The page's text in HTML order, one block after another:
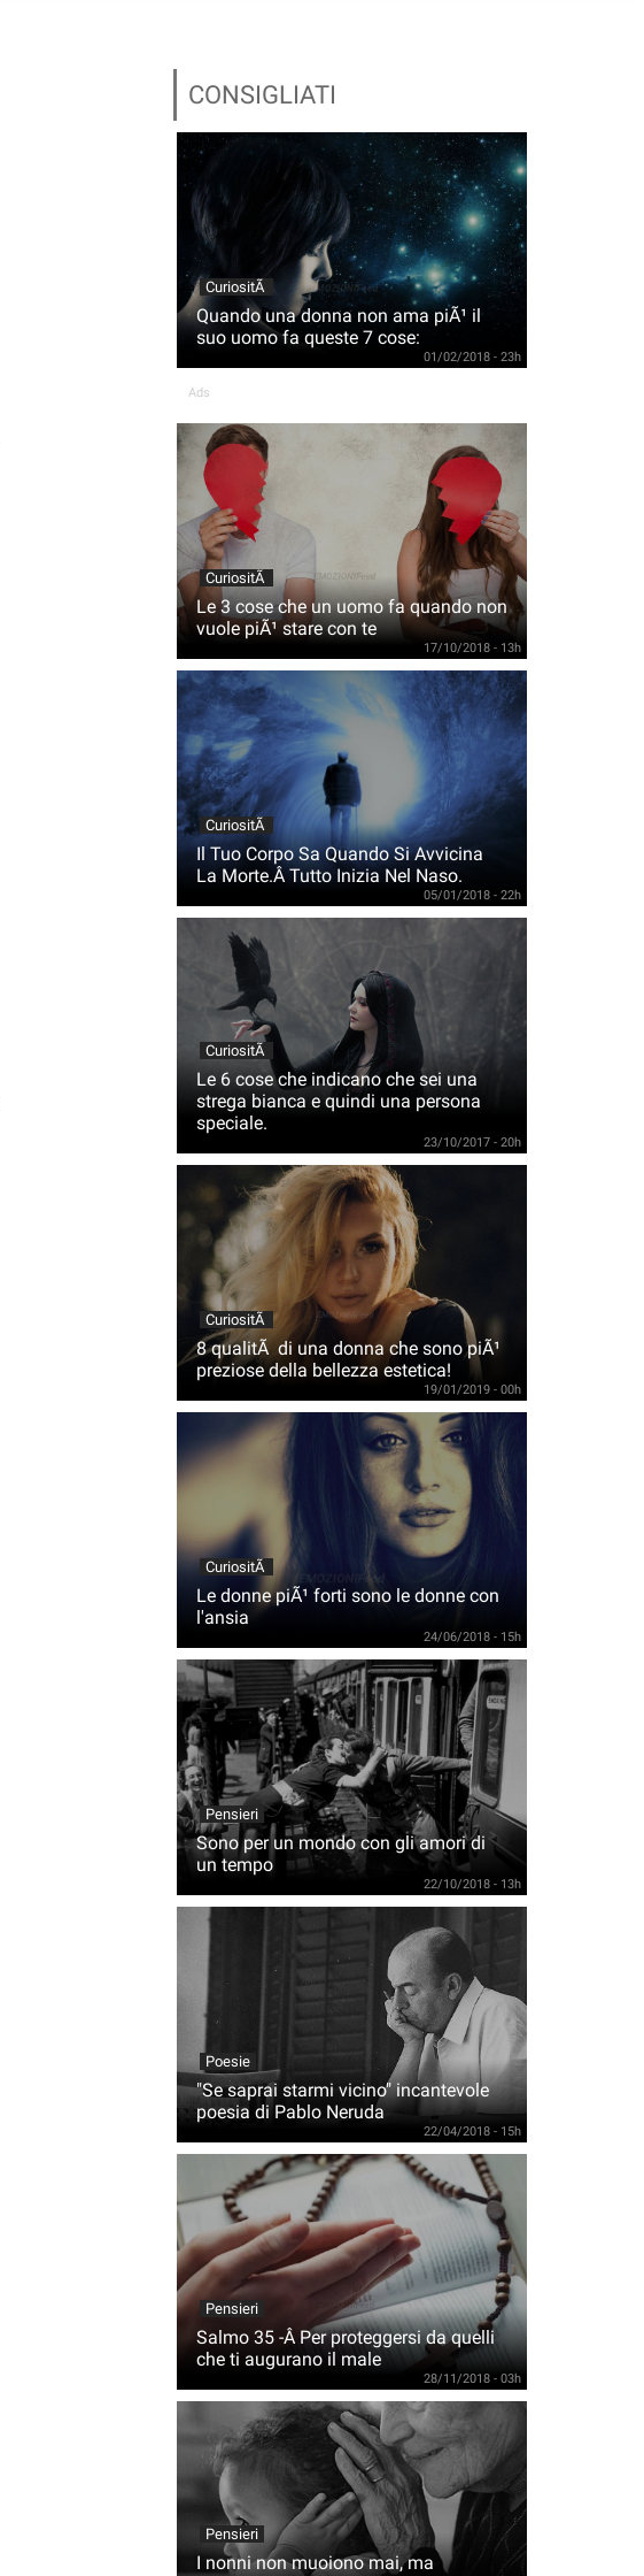
CONSIGLIATI
CuriositÃ
Quando una donna non ama piÃ¹ il
suo uomo fa queste 7 cose:
01/02/2018 - 23h
Ads
CuriositÃ
Le 3 cose che un uomo fa quando non
vuole piÃ¹ stare con te
17/10/2018 - 13h
CuriositÃ
Il Tuo Corpo Sa Quando Si Avvicina
La Morte.Â Tutto Inizia Nel Naso.
05/01/2018 - 22h
CuriositÃ
Le 6 cose che indicano che sei una
strega bianca e quindi una persona
speciale.
23/10/2017 - 20h
CuriositÃ
8 qualitÃ di una donna che sono piÃ¹
preziose della bellezza estetica!
19/01/2019 - 00h
CuriositÃ
Le donne piÃ¹ forti sono le donne con
l'ansia
24/06/2018 - 15h
Pensieri
Sono per un mondo con gli amori di
un tempo
22/10/2018 - 13h
Poesie
"Se saprai starmi vicino" incantevole
poesia di Pablo Neruda
22/04/2018 - 15h
Pensieri
Salmo 35 -Â Per proteggersi da quelli
che ti augurano il male
28/11/2018 - 03h
Pensieri
I nonni non muoiono mai, ma